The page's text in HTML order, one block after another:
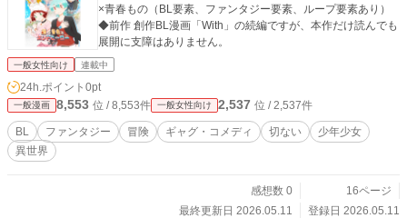
×青春もの（BL要素、ファンタジー要素、ループ要素あり）
◆前作 創作BL漫画「With」の続編ですが、本作だけ読んでも
展開に支障はありません。
一般女性向け 連載中
24h.ポイント 0pt
一般漫画 8,553 位 / 8,553件 一般女性向け 2,537 位 / 2,537件
BL ファンタジー 冒険 ギャグ・コメディ 切ない
少年少女
異世界
感想数 0
16ページ
最終更新日 2026.05.11
登録日 2026.05.11